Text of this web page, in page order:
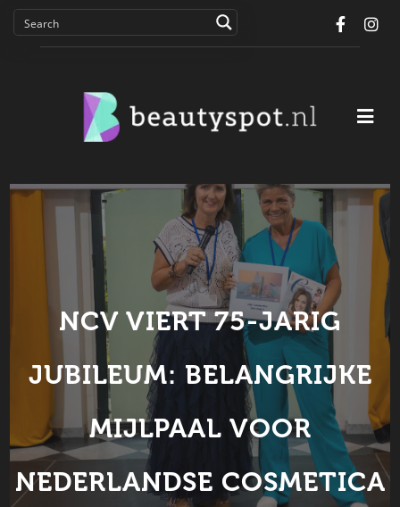
NCV VIERT 75-JARIG
JUBILEUM: BELANGRIJKE
MIJLPAAL VOOR
NEDERLANDSE COSMETICA